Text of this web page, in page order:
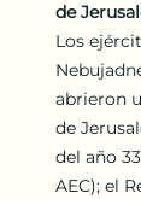
de
Los
abrieron
de
del año
AEC); el